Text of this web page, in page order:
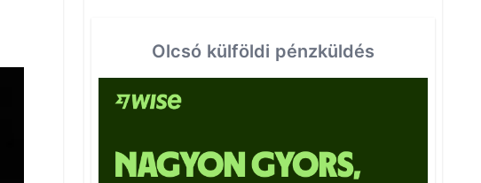
Olcsó külföldi pénzküldés